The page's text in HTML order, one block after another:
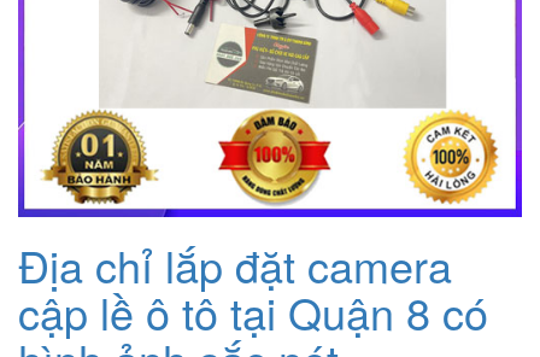
Địa chỉ lắp đặt camera
cập lề ô tô tại Quận 8 có